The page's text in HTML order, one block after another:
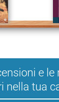
e
nella tua